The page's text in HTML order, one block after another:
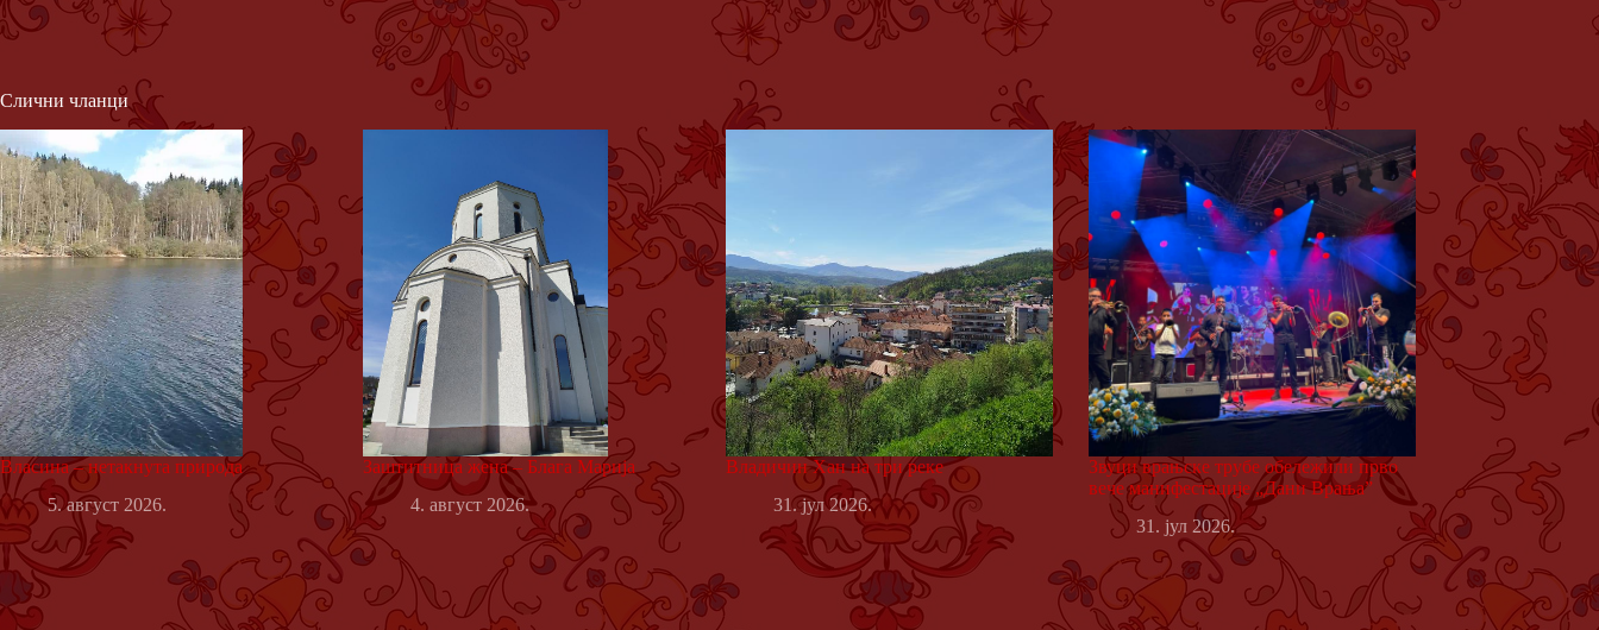
Слични чланци
Власина – нетакнута природа
5. август 2026.
Заштитница жена – Блага Марија
4. август 2026.
Владичин Хан на три реке
31. јул 2026.
Звуци врањске трубе обележили прво
вече манифестације „Дани Врања”
31. јул 2026.